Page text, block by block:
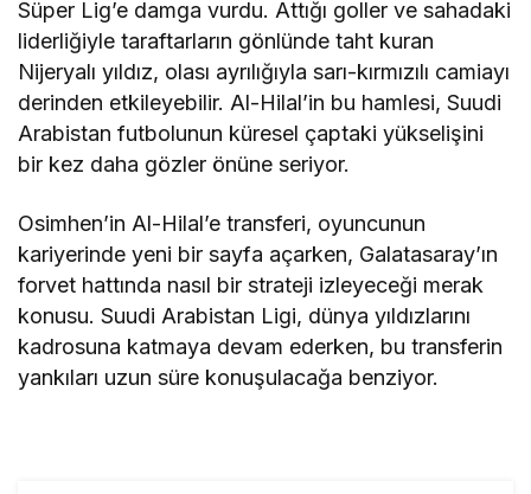
Süper Lig’e damga vurdu. Attığı goller ve sahadaki
liderliğiyle taraftarların gönlünde taht kuran
Nijeryalı yıldız, olası ayrılığıyla sarı-kırmızılı camiayı
derinden etkileyebilir. Al-Hilal’in bu hamlesi, Suudi
Arabistan futbolunun küresel çaptaki yükselişini
bir kez daha gözler önüne seriyor.
Osimhen’in Al-Hilal’e transferi, oyuncunun
kariyerinde yeni bir sayfa açarken, Galatasaray’ın
forvet hattında nasıl bir strateji izleyeceği merak
konusu. Suudi Arabistan Ligi, dünya yıldızlarını
kadrosuna katmaya devam ederken, bu transferin
yankıları uzun süre konuşulacağa benziyor.